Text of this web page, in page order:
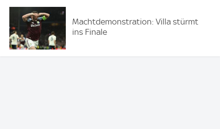
Machtdemonstration: Villa stürmt
ins Finale